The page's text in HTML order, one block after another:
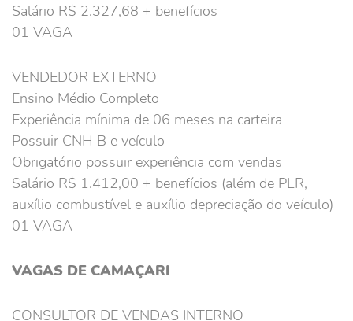
Salário R$ 2.327,68 + benefícios
01 VAGA
VENDEDOR EXTERNO
Ensino Médio Completo
Experiência mínima de 06 meses na carteira
Possuir CNH B e veículo
Obrigatório possuir experiência com vendas
Salário R$ 1.412,00 + benefícios (além de PLR,
auxílio combustível e auxílio depreciação do veículo)
01 VAGA
VAGAS DE CAMAÇARI
CONSULTOR DE VENDAS INTERNO